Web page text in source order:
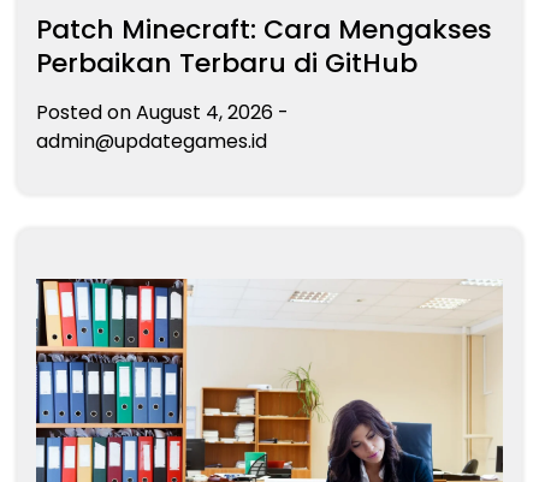
Patch Minecraft: Cara Mengakses
Perbaikan Terbaru di GitHub
Posted onAugust 4, 2026 -
admin@updategames.id